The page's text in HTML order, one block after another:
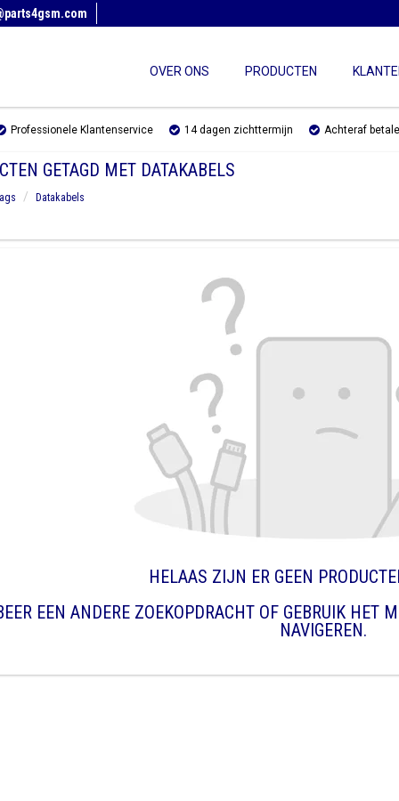
OVER ONS PRODUCTEN
Professionele Klantenservice 14 dagen zichttermijn Achteraf
GETAGD MET DATAKABELS
Datakabels
HELAAS ZIJN ER GEEN
EEN ANDERE ZOEKOPDRACHT OF GEBRUIK HET
NAVIGEREN.